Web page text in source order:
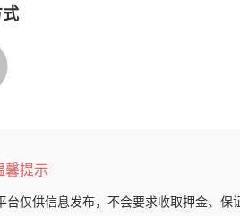
馨提示
台仅供信息发布，不会要求收取押金、保